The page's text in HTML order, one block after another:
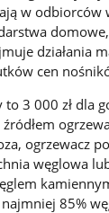
w odbiorców
działania
cen
to 3 000 zł dla
ogrzewacz
węglowa
85%